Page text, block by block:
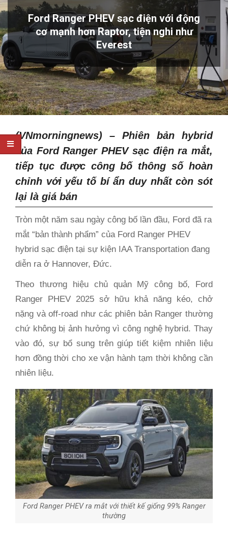
Ford Ranger PHEV sạc điện với động
cơ mạnh hơn Raptor, tiện nghi như
Everest
(VNmorningnews) – Phiên bản hybrid
của Ford Ranger PHEV sạc điệnra mắt,
tiếp tục được công bố thông số hoàn
chỉnh với yếu tố bí ẩn duy nhất còn sót
lại là giá bán
Tròn một năm sau ngày công bố lần đầu, Ford đã ra
mắt “bản thành phẩm” của Ford Ranger PHEV
hybrid sạc điện tại sự kiện IAA Transportation đang
diễn ra ở Hannover, Đức.
Theo thương hiệu chủ quản Mỹ công bố, Ford
Ranger PHEV 2025 sở hữu khả năng kéo, chở
nặng và off-road như các phiên bản Ranger thường
chứ không bị ảnh hưởng vì công nghệ hybrid. Thay
vào đó, sự bổ sung trên giúp tiết kiệm nhiên liệu
hơn đồng thời cho xe vận hành tạm thời không cần
nhiên liệu.
Ford Ranger PHEV ra mắt với thiết kế giống 99% Ranger
thường